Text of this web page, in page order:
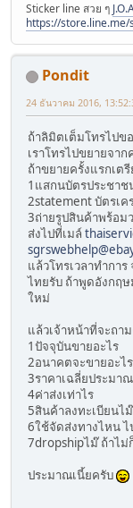
Sticker line สวย ๆ
https://
Pondit
24 ธันวาคม 2016,
ถ้าลิมิตเต็มโทรไปข
เราโทรไปขยายจา
ถ้าขยายครั้งแรกเต
1แสกนบัตรประชาช
2statement บัตรเ
3ถ่ายรูปสินค้าพร้อม
ส่งไปที่เมล์
แล้วโทรเวลาทำกา
ไทยรับ ถ้าพูดอังกฤ
ใหม่
แล้วเจ้าหน้าที่จะถา
1ปัจจุบันขายอะไร
2อนาคตจะขายอะไร
3ราคาเฉลี่ยประมา
4ค่าส่งเท่าไร
5สินค้าลงทะเบียนไ
6ใช้จัดส่งทางไหน
7dropshipไม๊ ถ้าไ
ประมาณเนี้ยครับ